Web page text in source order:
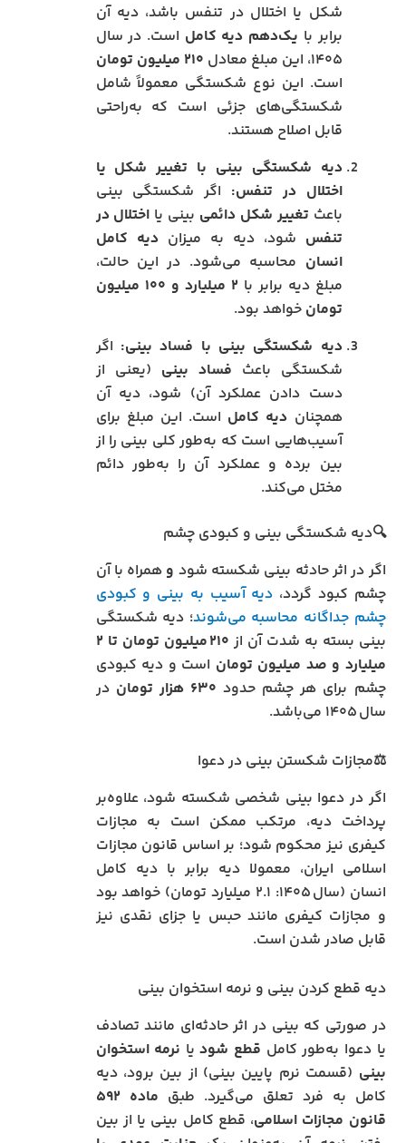
شکل یا اختلال در تنفس باشد، دیه آن
برابر با یک‌دهم دیه کامل است. در سال
۱۴۰۵، این مبلغ معادل
۲۱۰ میلیون تومان
است. این نوع شکستگی معمولاً شامل
شکستگی‌های جزئی است که به‌راحتی
قابل اصلاح هستند.
دیه شکستگی بینی با تغییر شکل یا
اختلال در تنفس: اگر شکستگی بینی
باعث تغییر شکل دائمی بینی یا اختلال در
تنفس شود، دیه به میزاندیه کامل
انسان محاسبه می‌شود. در این حالت،
مبلغ دیه برابر با
۲ میلیارد و ۱۰۰ میلیون
تومان خواهد بود.
دیه شکستگی بینی با فساد بینی: اگر
شکستگی باعث فساد بینی (یعنی از
دست دادن عملکرد آن) شود، دیه آن
همچنان دیه کامل است. این مبلغ برای
آسیب‌هایی است که به‌طور کلی بینی را از
بین برده و عملکرد آن را به‌طور دائم
مختل می‌کند.
🔍دیه شکستگی بینی و کبودی چشم
اگر در اثر حادثه بینی شکسته شود و همراه با آن
چشم کبود گردد، دیه آسیب به بینی و کبودی
چشم جداگانه محاسبه می‌شوند؛ دیه شکستگی
بینی بسته به شدت آن از
۲۱۰ میلیون تومان تا ۲
میلیارد و صد میلیون تومان است و دیه کبودی
چشم برای هر چشم حدود ۶۳۰ هزار تومان
در
سال ۱۴۰۵ می‌باشد.
⚖️مجازات شکستن بینی در دعوا
اگر در دعوا بینی شخصی شکسته شود، علاوه‌بر
پرداخت دیه، مرتکب ممکن است به مجازات
کیفری نیز محکوم شود؛ بر اساس قانون مجازات
اسلامی ایران، معمولا دیه برابر با دیه کامل
انسان (سال ۱۴۰۵: ۲.۱ میلیارد تومان) خواهد بود
و مجازات کیفری مانند حبس یا جزای نقدی نیز
قابل صادر شدن است.
دیه قطع کردن بینی و نرمه استخوان بینی
در صورتی که بینی در اثر حادثه‌ای مانند تصادف
یا دعوا به‌طور کامل قطع شودیا نرمه استخوان
بینی (قسمت نرم پایین بینی) از بین برود، دیه
کامل به فرد تعلق می‌گیرد. طبق
ماده ۵۹۲
قانون مجازات اسلامی، قطع کامل بینی یا از بین